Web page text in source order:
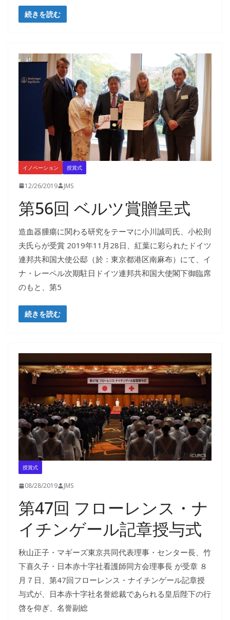
続きを読む
イノベーション 授賞式
12/26/2019 JMS
第56回 ベルツ賞贈呈式
造血器腫瘍に関わる研究をテーマに小川誠司氏、小松則
夫氏らが受賞 2019年11月28日、紅葉に彩られたドイツ
連邦共和国大使公邸（於：東京都港区南麻布）にて、イ
ナ・レーペル次期駐日ドイツ連邦共和国大使閣下御臨席
のもと、第5
続きを読む
授賞式
08/28/2019 JMS
第47回 フローレンス・ナ
イチンゲール記章授与式
秋山正子・マギーズ東京共同代表理事・センター長、竹
下喜久子・日本赤十字社看護師同方会理事長 が受章 ８
月７日、第47回フローレンス・ナイチンゲール記章授
与式が、日本赤十字社名誉総裁であられる皇后陛下の行
啓を仰ぎ、名誉副総